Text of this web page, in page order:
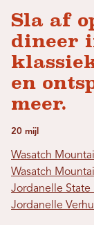
Sla af
dineer
en
meer.
20 mijl
Wasatch
Wasatch
Jordanelle State
Jordanelle